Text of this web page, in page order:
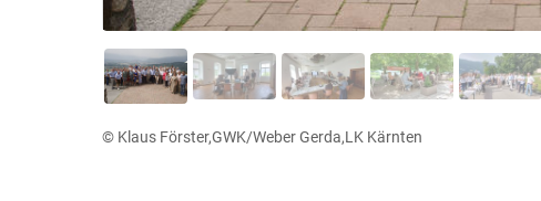
© Klaus Förster,GWK/Weber Gerda,LK Kärnten